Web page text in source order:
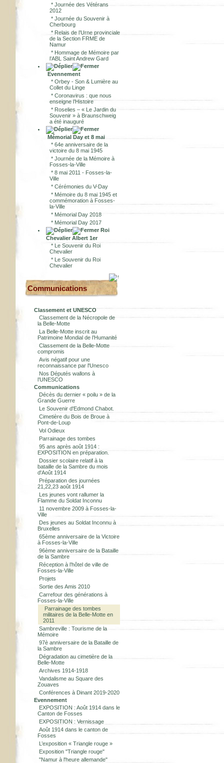
* Journée des Vétérans
2012
* Journée du Souvenir à
Cherbourg
* Relais de l’Urne provinciale
de la Section FRME de
Namur
* Hommage de Mémoire par
l’ABL Saint Andrew Gard
Evennement
* Orbey - Son & Lumière au
Collet du Linge
* Coronavirus : que nous
enseigne l’Histoire
* Roselies – « Le Jardin du
Souvenir » à Braunschweig
a été inauguré
Mémorial Day et 8 mai
* 64e anniversaire de la
victoire du 8 mai 1945
* Journée de la Mémoire à
Fosses-la-Ville
* 8 mai 2011 - Fosses-la-
Ville
* Cérémonies du V-Day
* Mémoire du 8 mai 1945 et
commémoration à Fosses-
la-Ville
* Mémorial Day 2018
* Mémorial Day 2017
Roi
Chevalier Albert 1er
* Le Souvenir du Roi
Chevalier
* Le Souvenir du Roi
Chevalier
Communications
Classement et UNESCO
Classement de la Nécropole de
la Belle-Motte
La Belle-Motte inscrit au
Patrimoine Mondial de l’Humanité
Classement de la Belle-Motte
compromis
Avis négatif pour une
reconnaissance par l'Unesco
Nos Députés wallons à
l’UNESCO
Communications
Décès du dernier « poilu » de la
Grande Guerre
Le Souvenir d'Edmond Chabot.
Cimetière du Bois de Broue à
Pont-de-Loup
Vol Odieux
Parrainage des tombes
95 ans après août 1914 :
EXPOSITION en préparation.
Dossier scolaire relatif à la
bataille de la Sambre du mois
d'Août 1914
Préparation des journées
21,22,23 août 1914
Les jeunes vont rallumer la
Flamme du Soldat Inconnu
11 novembre 2009 à Fosses-la-
Ville
Des jeunes au Soldat Inconnu à
Bruxelles
65ème anniversaire de la Victoire
à Fosses-la-Ville
96ème anniversaire de la Bataille
de la Sambre
Réception à l’hôtel de ville de
Fosses-la-Ville
Projets
Sortie des Amis 2010
Carrefour des générations à
Fosses-la-Ville
Parrainage des tombes
militaires de la Belle-Motte en
2011
Sambreville : Tourisme de la
Mémoire
97è anniversaire de la Bataille de
la Sambre
Dégradation au cimetière de la
Belle-Motte
Archives 1914-1918
Vandalisme au Square des
Zouaves
Conférences à Dinant 2019-2020
Evennement
EXPOSITION : Août 1914 dans le
Canton de Fosses
EXPOSITION : Vernissage
Août 1914 dans le canton de
Fosses
L’exposition « Triangle rouge »
Exposition "Triangle rouge"
"Namur à l'heure allemande"